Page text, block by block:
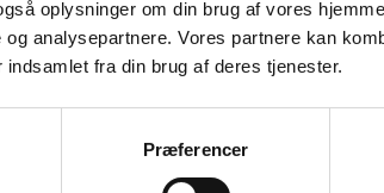
oplysninger om din brug af vores
og analysepartnere. Vores partnere kan
fra din brug af deres tjenester.
Præferencer
Likviditetsgrad